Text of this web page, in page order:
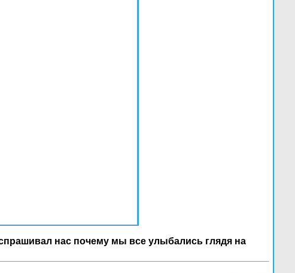
нас почему мы все улыбались глядя на